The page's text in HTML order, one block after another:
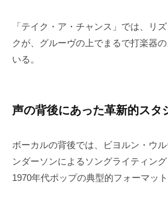
「テイク・ア・チャンス」では、リ
クが、グルーヴの上でまるで打楽器
いる。
声の背後にあった革新的スタ
ボーカルの背後では、ビヨルン・ウ
ンダーソンによるソングライティング
1970年代ポップの典型的フォーマッ